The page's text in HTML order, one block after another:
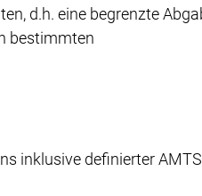
d.h. eine begrenzte
bestimmten
inklusive definierter